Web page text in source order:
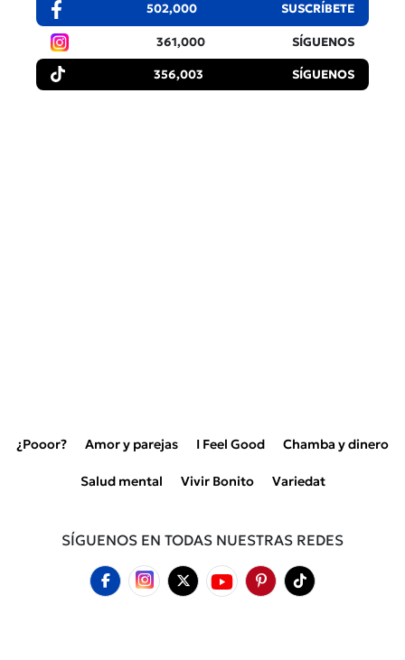
502,000 SUSCRÍBETE
361,000 SÍGUENOS
356,003 SÍGUENOS
¿Pooor? Amor y parejas I Feel Good Chamba y dinero
Salud mental Vivir Bonito Variedat
SÍGUENOS EN TODAS NUESTRAS REDES